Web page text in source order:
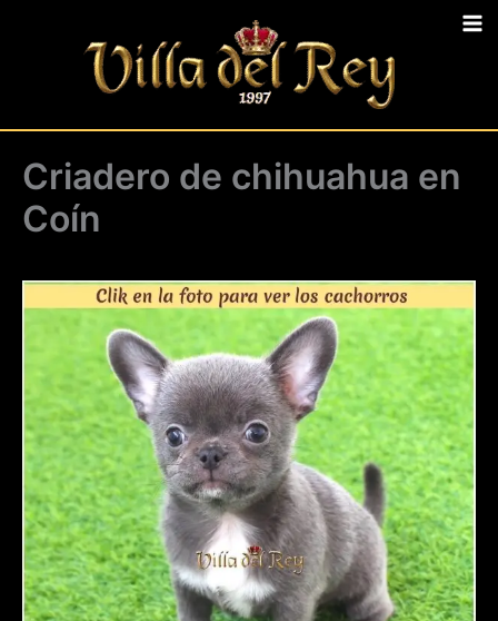
Criadero de chihuahua en
Coín